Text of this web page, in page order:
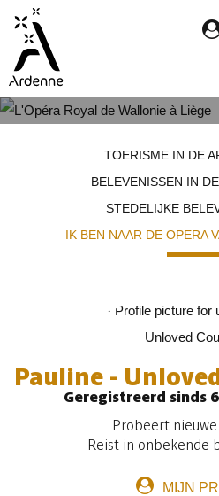
Overslaan
naar
inhoud
LUIK
TOERISME IN DE
BELEVENISSEN IN
STEDELIJKE
IK BEN NAAR DE OPERA
Pauline -
Geregistreerd sinds
Probeert
Reist in onbekende
MIJN